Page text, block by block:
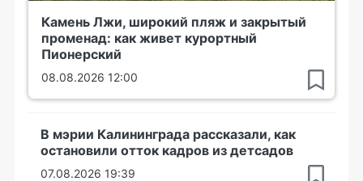
Камень Лжи, широкий пляж и закрытый
променад: как живет курортный
Пионерский
08.08.2026 12:00
В мэрии Калининграда рассказали, как
остановили отток кадров из детсадов
07.08.2026 19:39